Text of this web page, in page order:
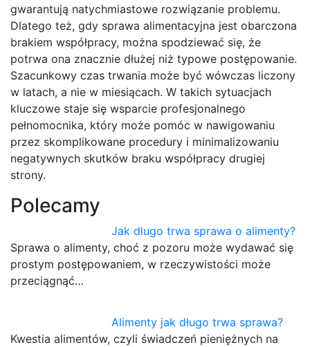
gwarantują natychmiastowe rozwiązanie problemu.
Dlatego też, gdy sprawa alimentacyjna jest obarczona
brakiem współpracy, można spodziewać się, że
potrwa ona znacznie dłużej niż typowe postępowanie.
Szacunkowy czas trwania może być wówczas liczony
w latach, a nie w miesiącach. W takich sytuacjach
kluczowe staje się wsparcie profesjonalnego
pełnomocnika, który może pomóc w nawigowaniu
przez skomplikowane procedury i minimalizowaniu
negatywnych skutków braku współpracy drugiej
strony.
Polecamy
Jak dlugo trwa sprawa o alimenty?
Sprawa o alimenty, choć z pozoru może wydawać się
prostym postępowaniem, w rzeczywistości może
przeciągnąć…
Alimenty jak długo trwa sprawa?
Kwestia alimentów, czyli świadczeń pieniężnych na